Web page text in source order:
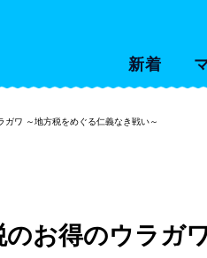
新着
ガワ ～地方税をめぐる仁義なき戦い～
お得のウラガ